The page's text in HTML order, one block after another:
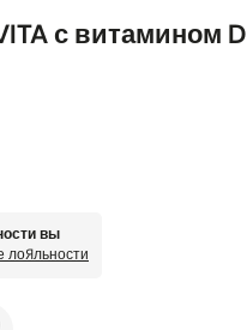
с витамином D
вы
лояльности